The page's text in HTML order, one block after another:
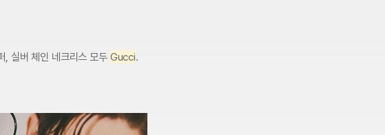
, 실버 체인 네크리스 모두 Gucci.